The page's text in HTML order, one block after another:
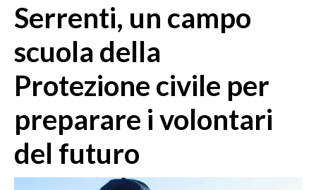
MEDIO CAMPIDANO
ORISTANO E PROVINCIA
SASSARI E PROVINCIA
GALLURA
NUORO E PROVINCIA
OGLIASTRA
AGENDA
CRONACA
Serrenti, un campo
scuola della
Protezione civile per
preparare i volontari
del futuro